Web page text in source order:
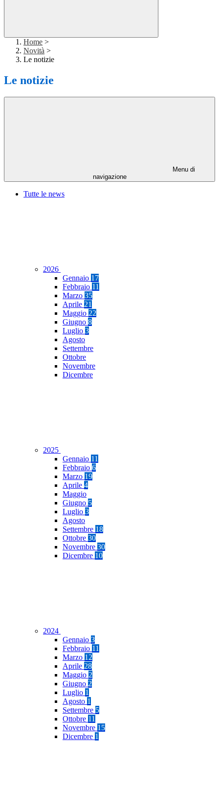
Home >
Novità >
Le notizie
Le notizie
Menu di
navigazione
Tutte le news
2026
Gennaio 17
Febbraio 11
Marzo 35
Aprile 21
Maggio 22
Giugno 8
Luglio 3
Agosto
Settembre
Ottobre
Novembre
Dicembre
2025
Gennaio 11
Febbraio 6
Marzo 19
Aprile 4
Maggio
Giugno 5
Luglio 3
Agosto
Settembre 18
Ottobre 30
Novembre 30
Dicembre 10
2024
Gennaio 3
Febbraio 11
Marzo 12
Aprile 28
Maggio 2
Giugno 2
Luglio 1
Agosto 1
Settembre 5
Ottobre 11
Novembre 15
Dicembre 1